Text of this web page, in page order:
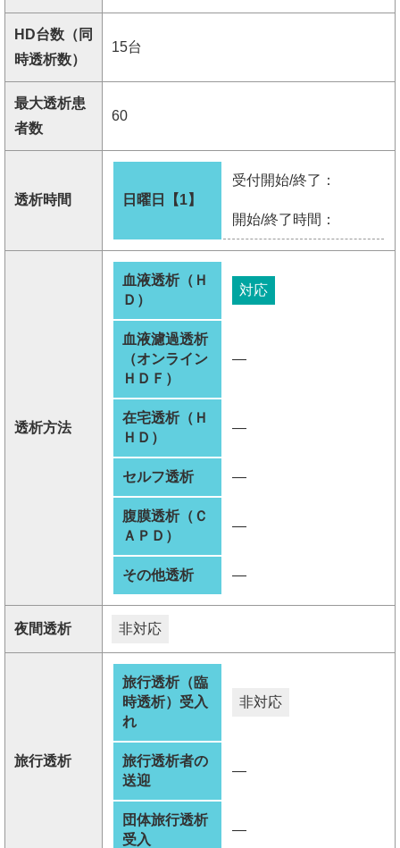
HD台数（同
時透析数）
15台
最大透析患
者数
60
透析時間 日曜日【1】
受付開始/終了：
開始/終了時間：
透析方法
血液透析（Ｈ
Ｄ）
対応
血液濾過透析
（オンライン
ＨＤＦ）
―
在宅透析（Ｈ
ＨＤ）
―
セルフ透析 ―
腹膜透析（Ｃ
ＡＰＤ）
―
その他透析 ―
夜間透析 非対応
旅行透析
旅行透析（臨
時透析）受入
れ
非対応
旅行透析者の
送迎
―
団体旅行透析
受入
―